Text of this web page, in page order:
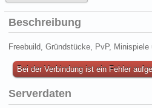
Beschreibung
Freebuild, Gründstücke, PvP, Minispiele
Bei der Verbindung ist ein Fehler
Serverdaten